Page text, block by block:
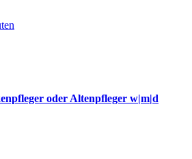
oder Altenpfleger w|m|d